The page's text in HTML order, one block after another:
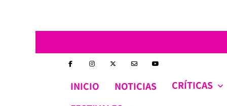
INICIO NOTICIAS CRÍTICAS